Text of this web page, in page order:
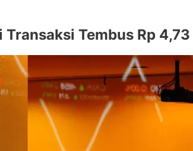
Transaksi Tembus Rp